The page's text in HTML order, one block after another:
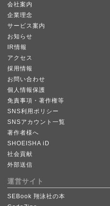
会社案内
企業理念
サービス案内
お知らせ
IR情報
アクセス
採用情報
お問い合わせ
個人情報保護
免責事項・著作権等
SNS利用ポリシー
SNSアカウント一覧
著作者様へ
SHOEISHA iD
社会貢献
外部送信
運営サイト
SEBook 翔泳社の本